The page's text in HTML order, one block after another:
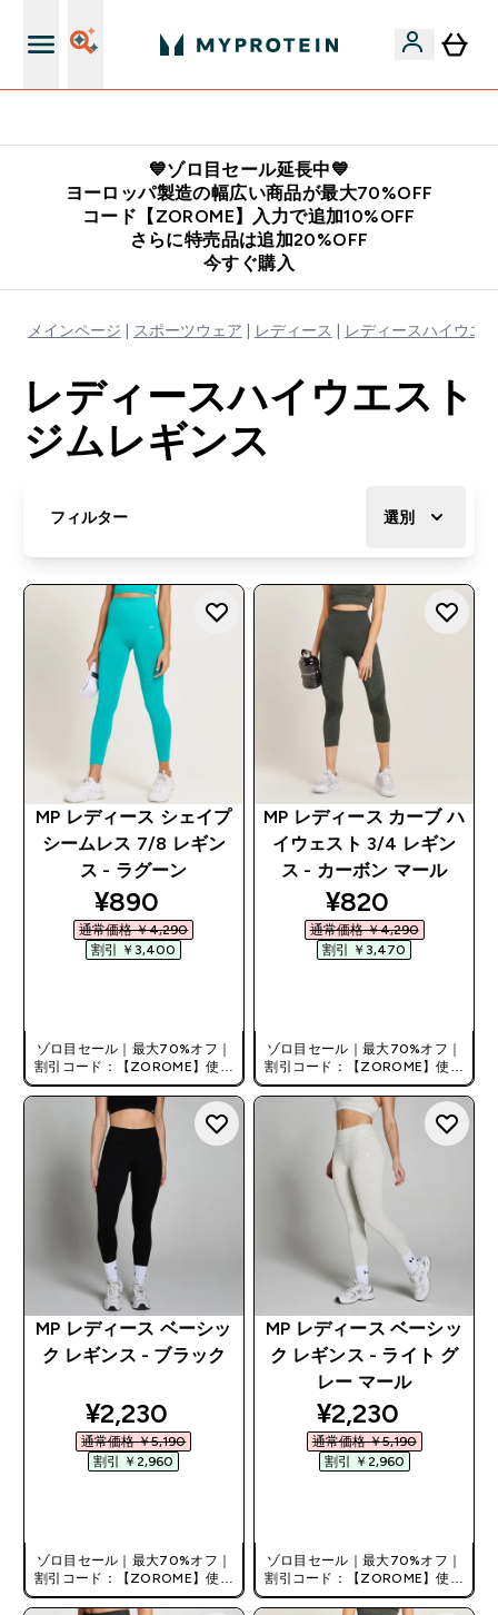
💙ゾロ目セール延長中💙
ヨーロッパ製造の幅広い商品が最大70%OFF
コード【ZOROME】入力で追加10%OFF
さらに特売品は追加20%OFF
今すぐ購入
メインページ スポーツウェア レディース レディースハイウエ
レディースハイウエスト
ジムレギンス
フィルター 選別
MP レディース シェイプ
シームレス 7/8 レギン
ス - ラグーン
discounted price
¥890‎
通常価格 ￥4,290‎
割引 ￥3,400‎
ゾロ目セール｜最大70%オフ｜
割引コード：【ZOROME】使用
で追加10%オフ！
MP レディース カーブ ハ
イウェスト 3/4 レギン
ス - カーボン マール
discounted
¥820‎
通常価格 ￥4,290‎
割引 ￥3,470‎
ゾロ目セール｜最大70%オフ｜
割引コード：【ZOROME】使用
で追加10%オフ！
MP レディース ベーシッ
ク レギンス - ブラック
discounted price
¥2,230‎
通常価格 ￥5,190‎
割引 ￥2,960‎
ゾロ目セール｜最大70%オフ｜
割引コード：【ZOROME】使用
で追加10%オフ！
MP レディース ベーシッ
ク レギンス - ライト グ
レー マール
discounted
¥2,230‎
通常価格 ￥5,190‎
割引 ￥2,960‎
ゾロ目セール｜最大70%オフ｜
割引コード：【ZOROME】使用
で追加10%オフ！